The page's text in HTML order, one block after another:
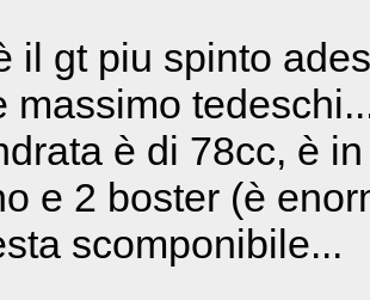
il gt piu spinto
massimo
è di 78cc, è
e 2 boster (è
scomponibile...